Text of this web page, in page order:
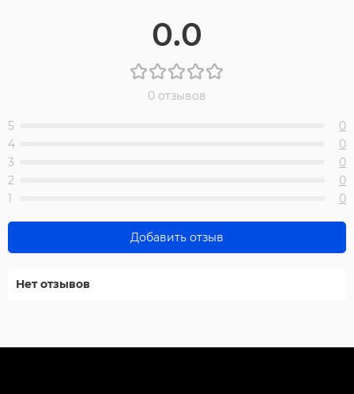
0.0
0 отзывов
5
0
4
0
3
0
2
0
1
0
Добавить отзыв
Нет отзывов